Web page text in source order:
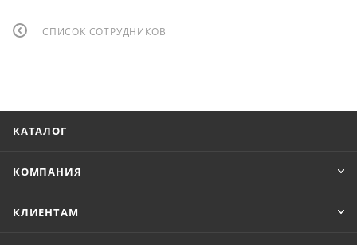
СПИСОК СОТРУДНИКОВ
КАТАЛОГ
КОМПАНИЯ
КЛИЕНТАМ